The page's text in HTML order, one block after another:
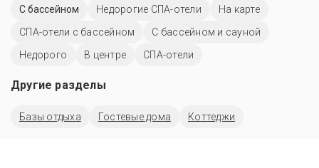
C бассейном
Недорогие СПА-отели
На карте
СПА-отели с бассейном
С бассейном и сауной
Недорого
В центре СПА-отели
Другие разделы
Базы отдыха Гостевые дома Коттеджи